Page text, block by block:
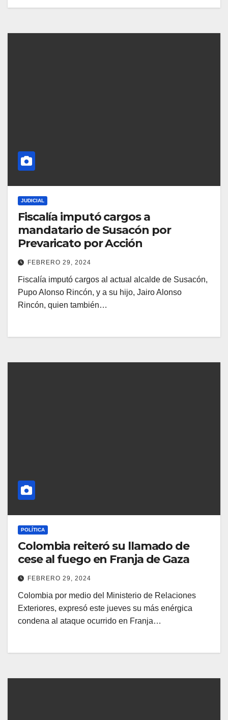
JUDICIAL
Fiscalía imputó cargos a
mandatario de Susacón por
Prevaricato por Acción
FEBRERO 29, 2024
Fiscalía imputó cargos al actual alcalde de Susacón,
Pupo Alonso Rincón, y a su hijo, Jairo Alonso
Rincón, quien también…
POLÍTICA
Colombia reiteró su llamado de
cese al fuego en Franja de Gaza
FEBRERO 29, 2024
Colombia por medio del Ministerio de Relaciones
Exteriores, expresó este jueves su más enérgica
condena al ataque ocurrido en Franja…